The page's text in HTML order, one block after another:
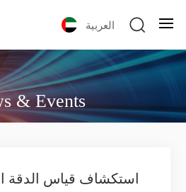
العربية
& Events
استكشاف قياس الدقة